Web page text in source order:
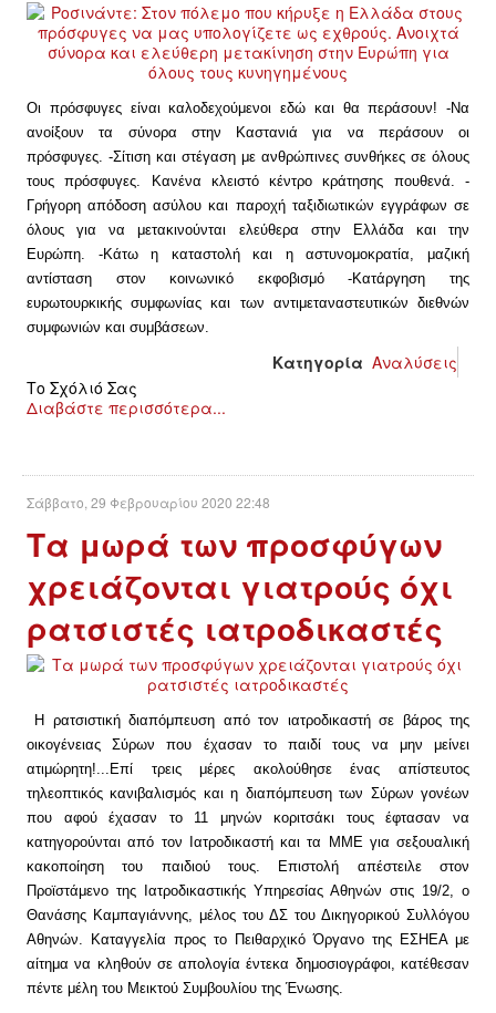
Οι πρόσφυγες είναι καλοδεχούμενοι εδώ και θα περάσουν! -Να
ανοίξουν τα σύνορα στην Καστανιά για να περάσουν οι
πρόσφυγες. -Σίτιση και στέγαση με ανθρώπινες συνθήκες σε όλους
τους πρόσφυγες. Κανένα κλειστό κέντρο κράτησης πουθενά. -
Γρήγορη απόδοση ασύλου και παροχή ταξιδιωτικών εγγράφων σε
όλους για να μετακινούνται ελεύθερα στην Ελλάδα και την
Ευρώπη. -Κάτω η καταστολή και η αστυνομοκρατία, μαζική
αντίσταση στον κοινωνικό εκφοβισμό-Κατάργηση της
ευρωτουρκικής συμφωνίας και των αντιμεταναστευτικών διεθνών
συμφωνιών και συμβάσεων.
Κατηγορία Αναλύσεις
Το Σχόλιό Σας
Διαβάστε περισσότερα...
Σάββατο, 29 Φεβρουαρίου 2020 22:48
Τα μωρά των προσφύγων
χρειάζονται γιατρούς όχι
ρατσιστές ιατροδικαστές
Η ρατσιστική διαπόμπευση από τον ιατροδικαστή σε βάρος της
οικογένειας Σύρων που έχασαν το παιδί τους να μην μείνει
ατιμώρητη!...Επί τρεις μέρες ακολούθησε ένας απίστευτος
τηλεοπτικός κανιβαλισμός και η διαπόμπευση των Σύρων γονέων
που αφού έχασαν το 11 μηνών κοριτσάκι τους έφτασαν να
κατηγορούνται από τον Ιατροδικαστή και τα ΜΜΕ για σεξουαλική
κακοποίηση του παιδιού τους. Eπιστολή απέστειλε στον
Προϊστάμενο της Ιατροδικαστικής Υπηρεσίας Αθηνών στις 19/2, ο
Θανάσης Καμπαγιάννης, μέλος του ΔΣ του Δικηγορικού Συλλόγου
Αθηνών. Καταγγελία προς το Πειθαρχικό Όργανο της ΕΣΗΕΑ με
αίτημα να κληθούν σε απολογία έντεκα δημοσιογράφοι, κατέθεσαν
πέντε μέλη του Μεικτού Συμβουλίου της Ένωσης.